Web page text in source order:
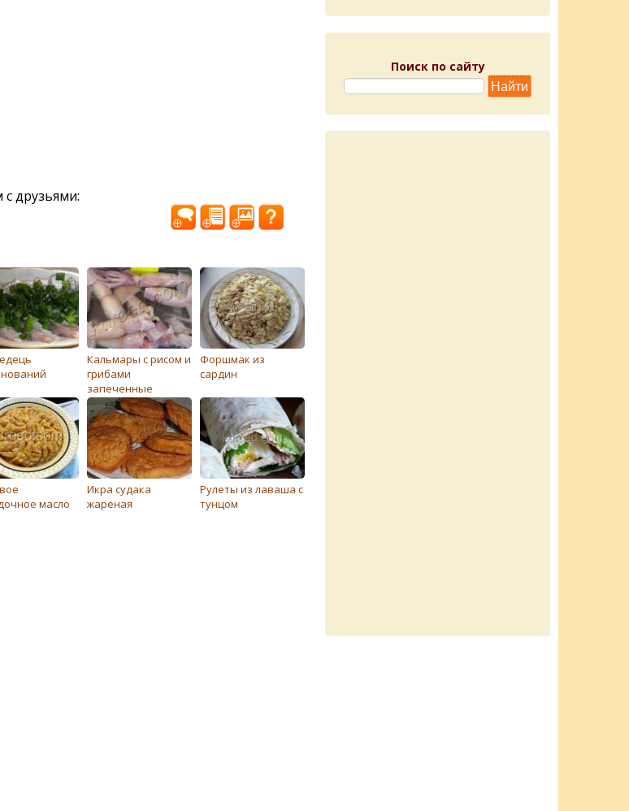
друзьями:
Кальмары с рисом и
грибами
запеченные
Форшмак из
сардин
масло
Икра судака
жареная
Рулеты из лаваша с
тунцом
Поиск по сайту